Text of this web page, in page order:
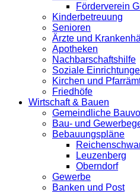
Förderverein
Kinderbetreuung
Senioren
Ärzte und
Apotheken
Nachbarschaftshilfe
Soziale
Kirchen und
Friedhöfe
Wirtschaft & Bauen
Gemeindliche
Bau- und
Bebauungspläne
Leuzenberg
Oberndorf
Gewerbe
Banken und Post